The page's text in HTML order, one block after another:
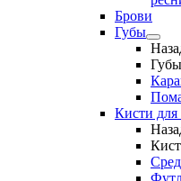
Брови
Губы
Губы
Кисти